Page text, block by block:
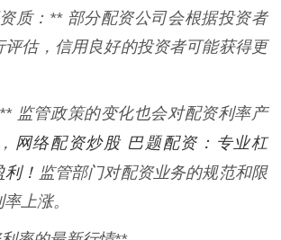
质：** 部分配资公司会根据投资者
评估，信用良好的投资者可能获得更
监管政策的变化也会对配资利率产
网络配资炒股 巴题配资：专业杠
！ 监管部门对配资业务的规范和限
上涨。